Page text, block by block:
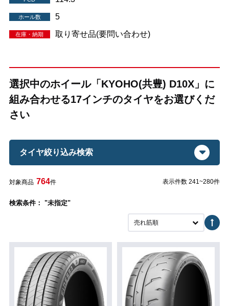
ホール数 5
在庫・納期 取り寄せ品(要問い合わせ)
選択中のホイール「KYOHO(共豊) D10X」に
組み合わせる17インチのタイヤをお選びくだ
さい
タイヤ絞り込み検索
対象商品 764件 表示件数 241~280件
検索条件： "未指定"
売れ筋順